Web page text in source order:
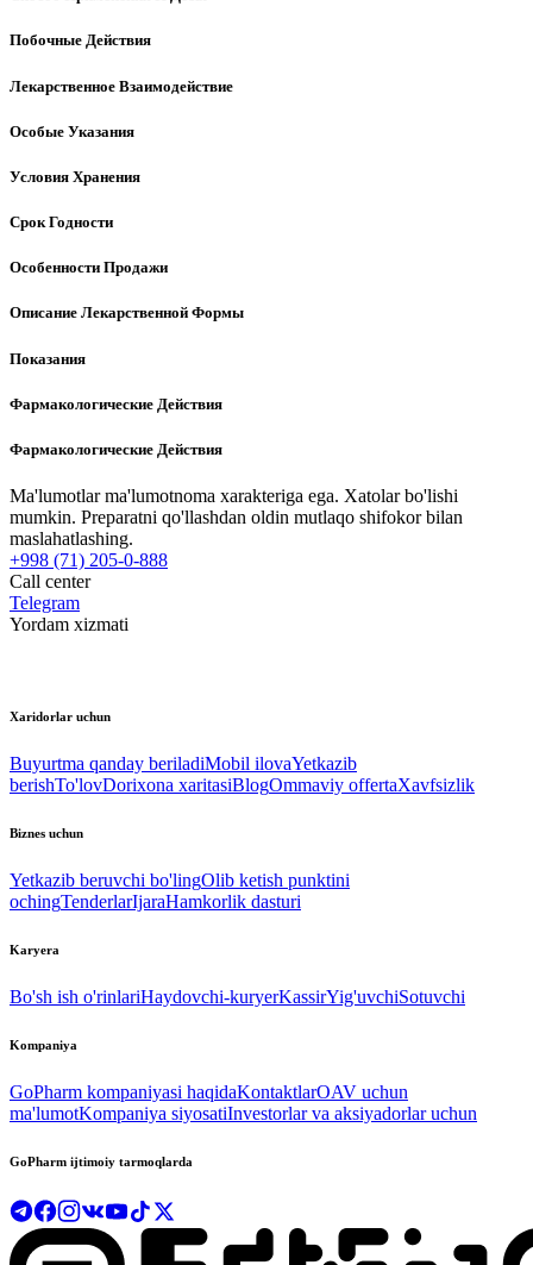
Побочные Действия
Лекарственное Взаимодействие
Особые Указания
Условия Хранения
Срок Годности
Особенности Продажи
Описание Лекарственной Формы
Показания
Фармакологические Действия
Фармакологические Действия
Ma'lumotlar ma'lumotnoma xarakteriga ega. Xatolar bo'lishi
mumkin. Preparatni qo'llashdan oldin mutlaqo shifokor bilan
maslahatlashing.
+998 (71) 205-0-888
Call center
Telegram
Yordam xizmati
Xaridorlar uchun
Buyurtma qanday beriladiMobil ilovaYetkazib
berishTo'lovDorixona xaritasiBlogOmmaviy offertaXavfsizlik
Biznes uchun
Yetkazib beruvchi bo'lingOlib ketish punktini
ochingTenderlarIjaraHamkorlik dasturi
Karyera
Bo'sh ish o'rinlariHaydovchi-kuryerKassirYig'uvchiSotuvchi
Kompaniya
GoPharm kompaniyasi haqidaKontaktlarOAV uchun
ma'lumotKompaniya siyosatiInvestorlar va aksiyadorlar uchun
GoPharm ijtimoiy tarmoqlarda